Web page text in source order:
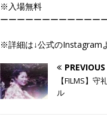
※入場無料
ーーーーーーーーーーーー
※詳細は↓公式のInstagram
PREVIOUS
【FILMS】
ル